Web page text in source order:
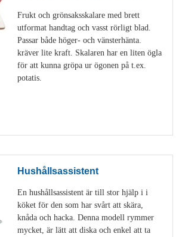
Frukt och grönsaksskalare med brett
utformat handtag och vasst rörligt blad.
Passar både höger- och vänsterhänta.
kräver lite kraft. Skalaren har en liten ögla
för att kunna gröpa ur ögonen på t.ex.
potatis.
Hushållsassistent
En hushållsassistent är till stor hjälp i i
köket för den som har svårt att skära,
knåda och hacka. Denna modell rymmer
mycket, är lätt att diska och enkel att ta